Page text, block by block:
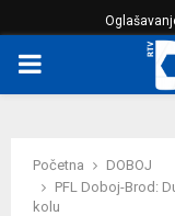
PRIMARY
Početna
DOBOJ
PFL Doboj-Brod:
kolu